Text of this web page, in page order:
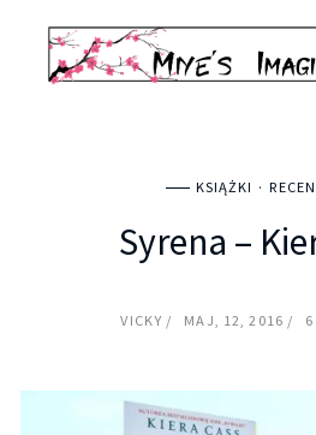
KSIĄŻKI
Syrena –
VICKY MAJ, 12, 2016